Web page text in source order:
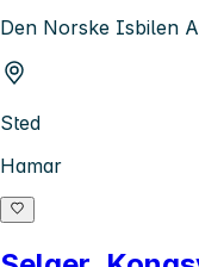
Den Norske Isbilen
Sted
Hamar